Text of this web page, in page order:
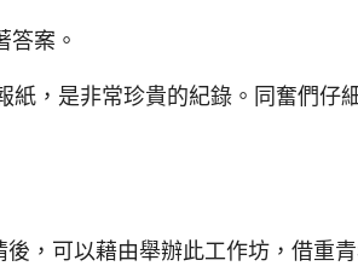
案。
，是非常珍貴的紀錄。同奮們仔
可以藉由舉辦此工作坊，借重